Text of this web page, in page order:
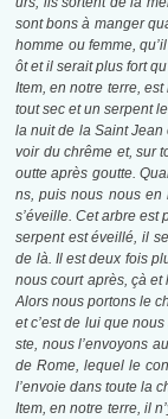
sont bons à manger
homme ou femme,
ôt et il serait plus fort
Item, en notre terre,
tout sec et un serpent
la nuit de la Saint Jean
voir du chrême et, sur
outte après goutte.
ns, puis nous nous en
s’éveille. Cet arbre est
serpent est éveillé, il
de là. Il est deux fois
nous court après, çà et
Alors nous portons le
et c’est de lui que
ste, nous l’envoyons
de Rome, lequel le
l’envoie dans toute la
Item, en notre terre, il